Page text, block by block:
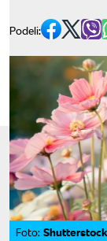
Podeli:
Foto: Shutterstock